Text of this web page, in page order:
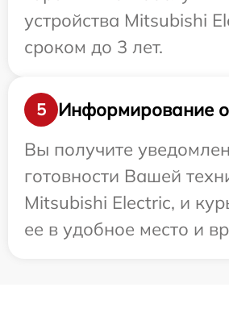
устройства Mitsubishi
сроком до 3 лет.
5
Информирование о
Вы получите
готовности Вашей
Mitsubishi Electric, и
ее в удобное место и